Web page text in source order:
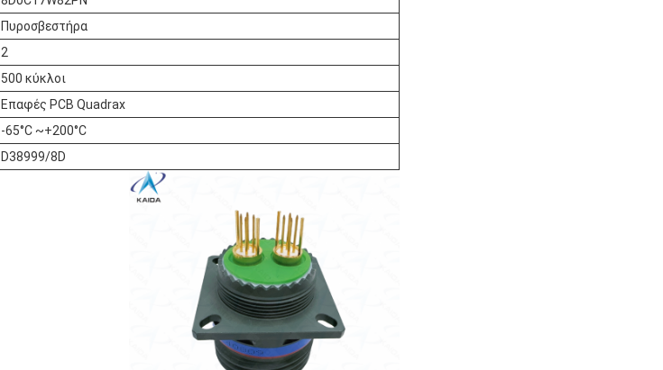
Πυροσβεστήρα
2
500 κύκλοι
Επαφές PCB Quadrax
-65°C ~+200°C
D38999/8D